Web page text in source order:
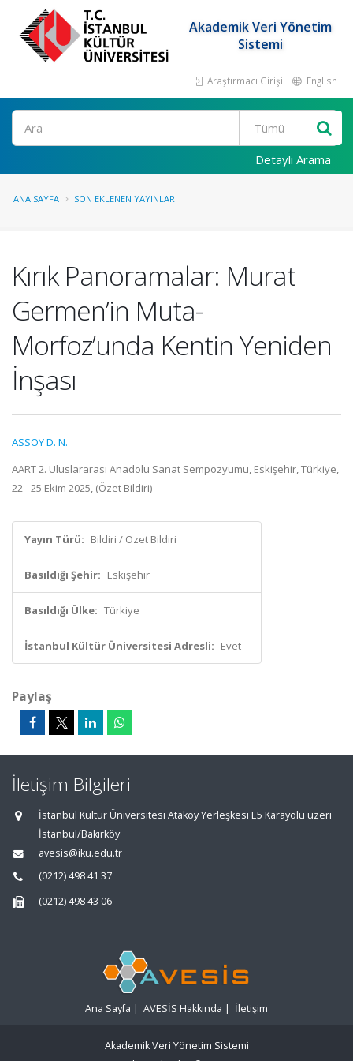
Akademik Veri Yönetim
Sistemi
Araştırmacı Girişi English
Ara
Detaylı Arama
ANA SAYFA SON EKLENEN YAYINLAR
Kırık Panoramalar: Murat
Germen’in Muta-
Morfoz’unda Kentin Yeniden
İnşası
ASSOY D. N.
AART 2. Uluslararası Anadolu Sanat Sempozyumu, Eskişehir, Türkiye,
22 - 25 Ekim 2025, (Özet Bildiri)
Yayın Türü: Bildiri / Özet Bildiri
Basıldığı Şehir: Eskişehir
Basıldığı Ülke: Türkiye
İstanbul Kültür Üniversitesi Adresli: Evet
Paylaş
İletişim Bilgileri
İstanbul Kültür Üniversitesi Ataköy Yerleşkesi E5 Karayolu üzeri
İstanbul/Bakırköy
avesis@iku.edu.tr
(0212) 498 41 37
(0212) 498 43 06
Ana Sayfa | AVESİS Hakkında | İletişim
Akademik Veri Yönetim Sistemi